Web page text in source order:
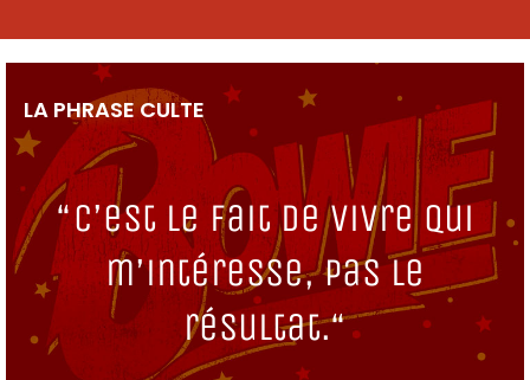
LA PHRASE CULTE
“C’est le fait de vivre qui
m’intéresse, pas le
résultat.“